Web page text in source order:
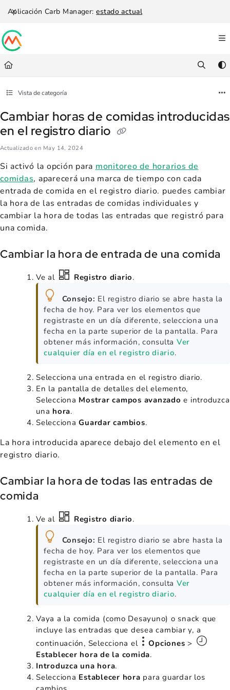
Documentation Index
Use this file to discover all available pages before exploring further.
Aplicación Carb Manager:estado actual
Vista de categoría
Cambiar horas de comidas introducidas
en el registro diario
Actualizado en May 14, 2024
Si activó la opción para monitoreo de horarios de
comidas, aparecerá una marca de tiempo con cada
entrada de comida en el registro diario. puedes cambiar
la hora de las entradas de comidas individuales y
cambiar la hora de todas las entradas que registró para
una comida.
Cambiar la hora de entrada de una comida
Ve al Registro diario.
Consejo: El registro diario se abre hasta la
fecha de hoy. Para ver los elementos que
registraste en un día diferente, selecciona una
fecha en la parte superior de la pantalla. Para
obtener más información, consulta Ver
cualquier día en el registro diario.
Selecciona una entrada en el registro diario.
En la pantalla de detalles del elemento,
Selecciona Mostrar campos avanzado e introduzca
una hora.
SeleccionaGuardar cambios.
La hora introducida aparece debajo del elemento en el
registro diario.
Cambiar la hora de todas las entradas de
comida
Ve al Registro diario.
Consejo: El registro diario se abre hasta la
fecha de hoy. Para ver los elementos que
registraste en un día diferente, selecciona una
fecha en la parte superior de la pantalla. Para
obtener más información, consulta Ver
cualquier día en el registro diario.
Vaya a la comida (como Desayuno) o snack que
incluye las entradas que desea cambiar y, a
continuación, Selecciona el
Opciones >
Establecer hora de la comida.
Introduzca una hora.
Selecciona Establecer hora para guardar los